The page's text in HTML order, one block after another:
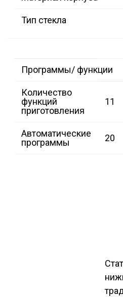
Тип стекла
Программы/ функции
Количество
функций
приготовления
11
Автоматические
программы
20